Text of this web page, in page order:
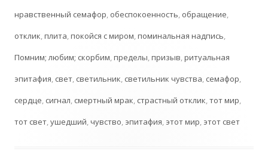
нравственный семафор, обеспокоенность, обращение,
отклик,плита,покойся с миром,поминальная надпись,
Помним; любим; скорбим,пределы,призыв,ритуальная
эпитафия, свет, светильник, светильник чувства, семафор,
сердце, сигнал, смертный мрак, страстный отклик,тот мир,
тот свет,ушедший,чувство, эпитафия, этот мир, этот свет